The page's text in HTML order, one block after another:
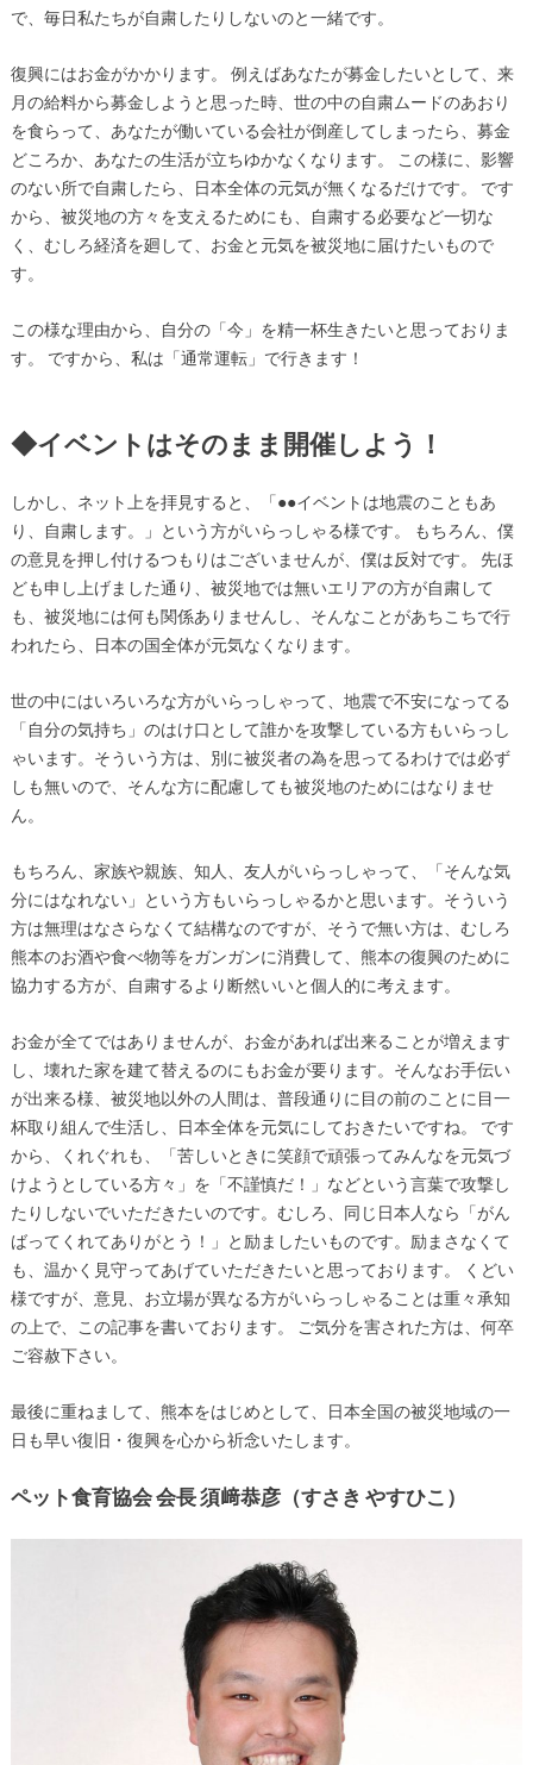
で、毎日私たちが自粛したりしないのと一緒です。
復興にはお金がかかります。 例えばあなたが募金したいとして、来
月の給料から募金しようと思った時、世の中の自粛ムードのあおり
を食らって、あなたが働いている会社が倒産してしまったら、募金
どころか、あなたの生活が立ちゆかなくなります。 この様に、影響
のない所で自粛したら、日本全体の元気が無くなるだけです。 です
から、被災地の方々を支えるためにも、自粛する必要など一切な
く、むしろ経済を廻して、お金と元気を被災地に届けたいもので
す。
この様な理由から、自分の「今」を精一杯生きたいと思っておりま
す。 ですから、私は「通常運転」で行きます！
◆イベントはそのまま開催しよう！
しかし、ネット上を拝見すると、「●●イベントは地震のこともあ
り、自粛します。」という方がいらっしゃる様です。 もちろん、僕
の意見を押し付けるつもりはございませんが、僕は反対です。 先ほ
ども申し上げました通り、被災地では無いエリアの方が自粛して
も、被災地には何も関係ありませんし、そんなことがあちこちで行
われたら、日本の国全体が元気なくなります。
世の中にはいろいろな方がいらっしゃって、地震で不安になってる
「自分の気持ち」のはけ口として誰かを攻撃している方もいらっし
ゃいます。そういう方は、別に被災者の為を思ってるわけでは必ず
しも無いので、そんな方に配慮しても被災地のためにはなりませ
ん。
もちろん、家族や親族、知人、友人がいらっしゃって、「そんな気
分にはなれない」という方もいらっしゃるかと思います。そういう
方は無理はなさらなくて結構なのですが、そうで無い方は、むしろ
熊本のお酒や食べ物等をガンガンに消費して、熊本の復興のために
協力する方が、自粛するより断然いいと個人的に考えます。
お金が全てではありませんが、お金があれば出来ることが増えます
し、壊れた家を建て替えるのにもお金が要ります。そんなお手伝い
が出来る様、被災地以外の人間は、普段通りに目の前のことに目一
杯取り組んで生活し、日本全体を元気にしておきたいですね。 です
から、くれぐれも、「苦しいときに笑顔で頑張ってみんなを元気づ
けようとしている方々」を「不謹慎だ！」などという言葉で攻撃し
たりしないでいただきたいのです。むしろ、同じ日本人なら「がん
ばってくれてありがとう！」と励ましたいものです。励まさなくて
も、温かく見守ってあげていただきたいと思っております。 くどい
様ですが、意見、お立場が異なる方がいらっしゃることは重々承知
の上で、この記事を書いております。 ご気分を害された方は、何卒
ご容赦下さい。
最後に重ねまして、熊本をはじめとして、日本全国の被災地域の一
日も早い復旧・復興を心から祈念いたします。
ペット食育協会 会長 須﨑恭彦（すさき やすひこ）